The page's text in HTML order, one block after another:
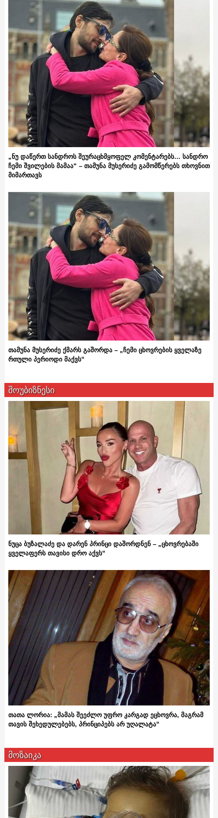
„ნუ დაწერთ სანდროს შეურაცხმყოფელ კომენტარებს… სანდრო
ჩემი შვილების მამაა“ – თამუნა მუსერიძე გამომწერებს თხოვნით
მიმართავს
თამუნა მუსერიძე ქმარს გაშორდა – „ჩემი ცხოვრების ყველაზე
რთული პერიოდი მაქვს“
შოუბიზნესი
ნუცა ბუზალაძე და დარენ პრინცი დაშორდნენ – „ცხოვრებაში
ყველაფერს თავისი დრო აქვს“
თათა ლორია: „მამას შეეძლო უფრო კარგად ეცხოვრა, მაგრამ
თავის შეხედულებებს, პრინციპებს არ უღალატა“
მოზაიკა